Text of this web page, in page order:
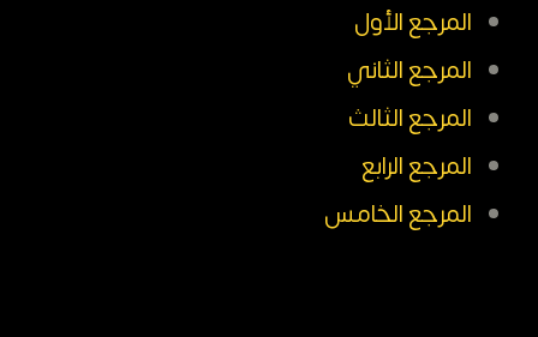
المرجع الأول
المرجع الثاني
المرجع الثالث
المرجع الرابع
المرجع الخامس